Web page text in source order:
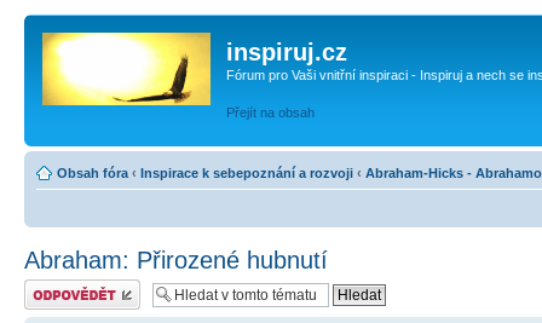
inspiruj.cz
Fórum pro Vaši vnitřní inspiraci - Inspiruj a nech se
Přejít na obsah
Obsah fóra ‹ Inspirace k sebepoznání a rozvoji ‹ Abraham-Hicks -
Abraham: Přirozené hubnutí
Odeslat odpověď